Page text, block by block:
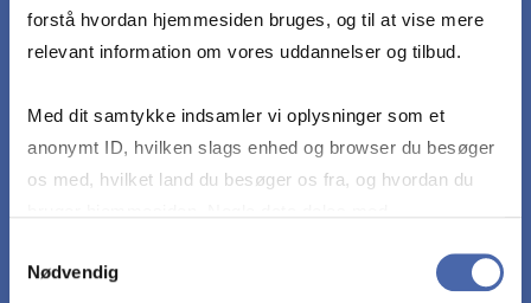
forstå hvordan hjemmesiden bruges, og til at vise mere
relevant information om vores uddannelser og tilbud.
Med dit samtykke indsamler vi oplysninger som et
anonymt ID, hvilken slags enhed og browser du besøger
os med, hvilket land du besøger os fra, og hvordan du
markedsføring. Du bestemmer selv - og kan altid trække
Nødvendig
At kunne finde, vurdere og anvende relevante
praktiske problemstilling og argumentere for valg
af den anvendte litteratur i forhold hertil.
på grundlag af den gennemførte analyse og